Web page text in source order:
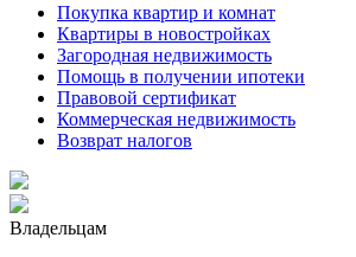
Покупка квартир и комнат
Квартиры в новостройках
Загородная недвижимость
Помощь в получении ипотеки
Правовой сертификат
Коммерческая недвижимость
Возврат налогов
Владельцам